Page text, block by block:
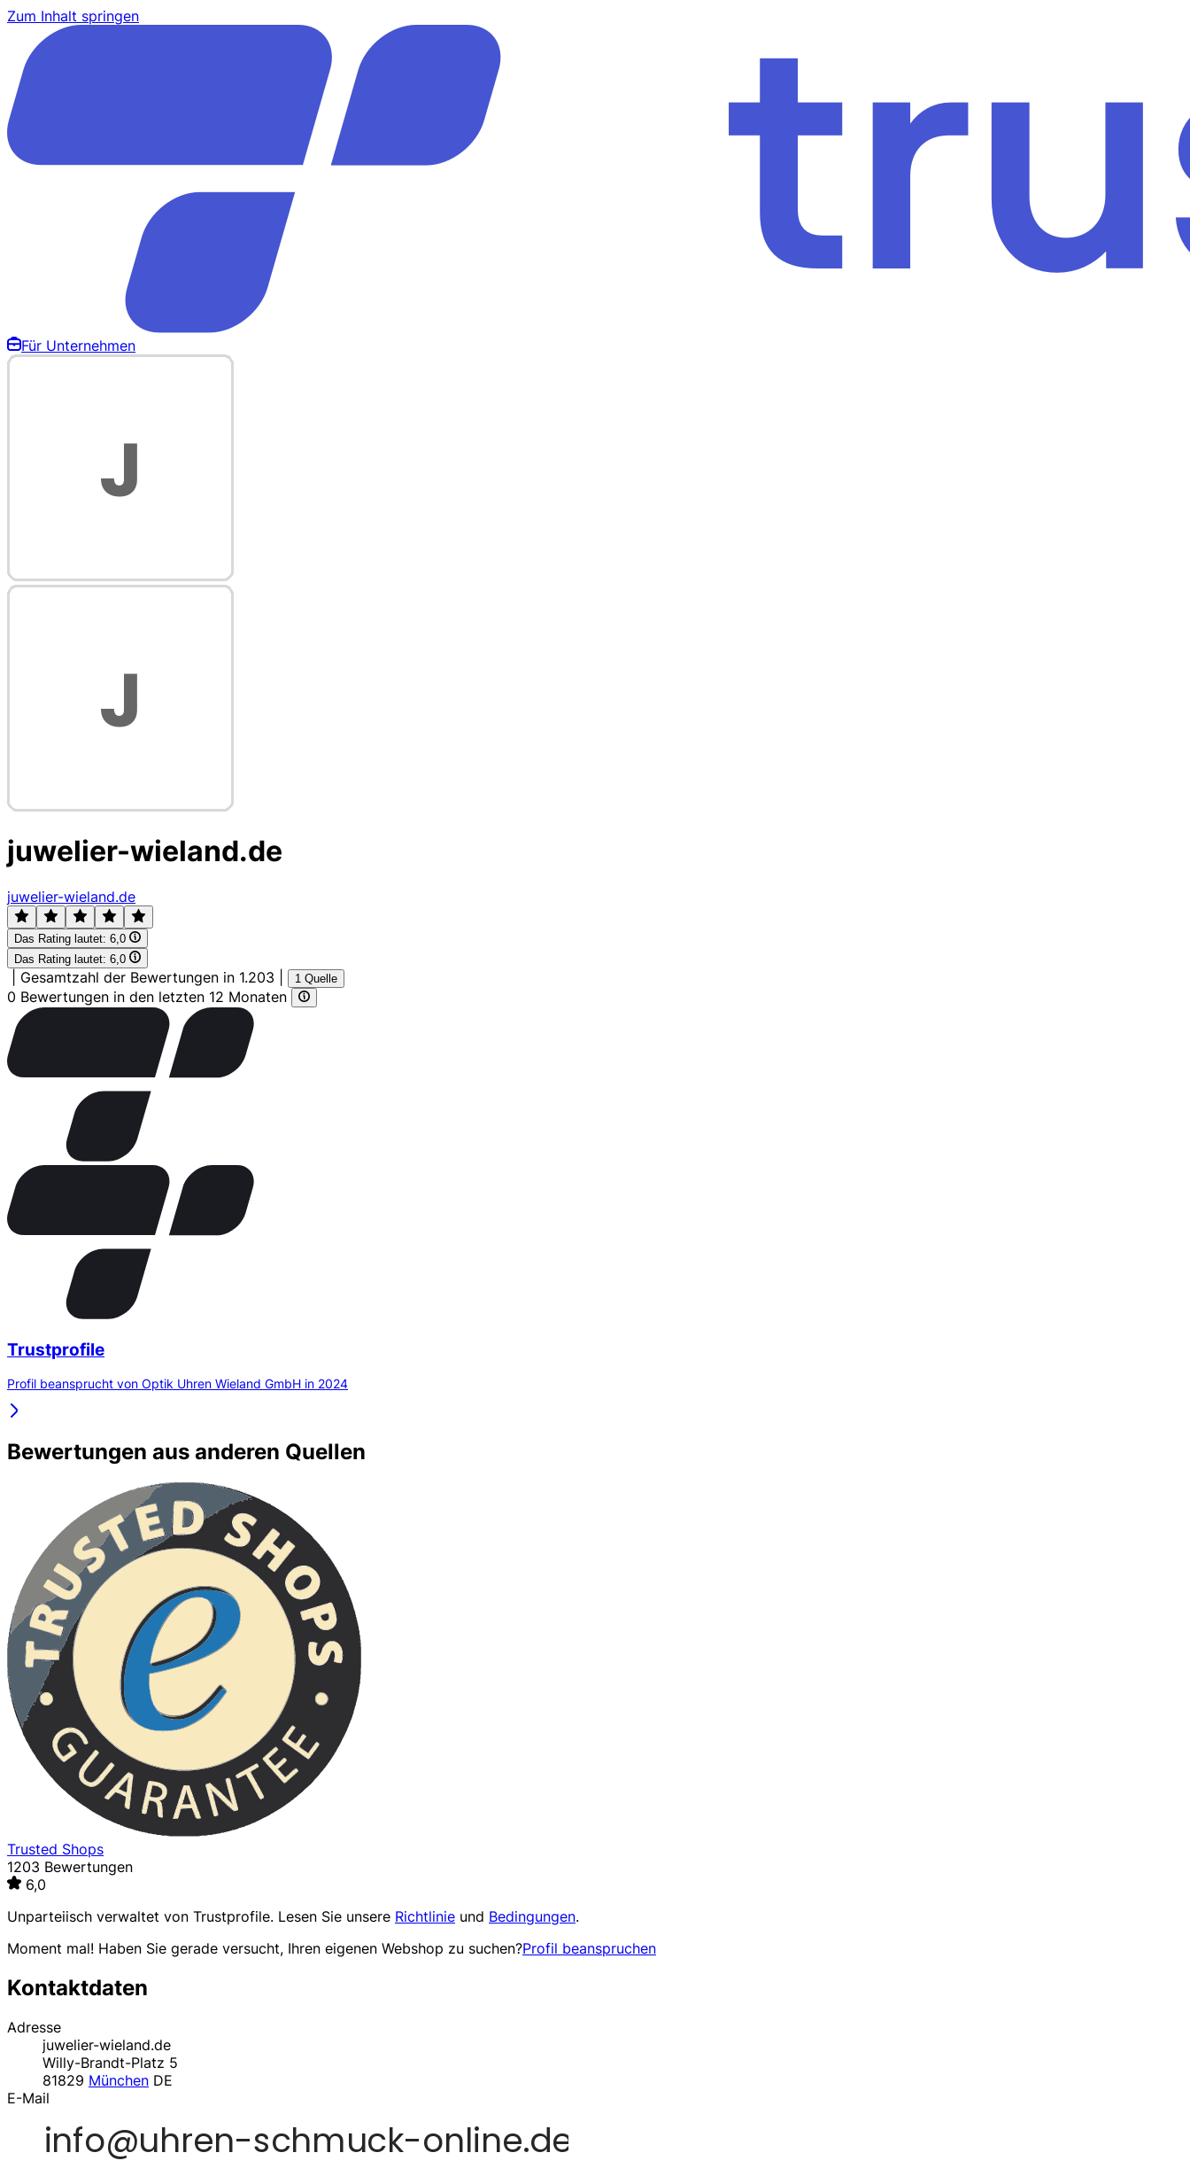
Zum Inhalt springen
Für Unternehmen
juwelier-wieland.de
juwelier-wieland.de
Das Rating lautet: 6,0
Das Rating lautet: 6,0
Gesamtzahl der Bewertungen in 1.203 1 Quelle
0 Bewertungen in den letzten 12 Monaten
Trustprofile
Profil beansprucht von Optik Uhren Wieland GmbH in 2024
Bewertungen aus anderen Quellen
Trusted Shops
1203 Bewertungen
6,0
Unparteiisch verwaltet von Trustprofile. Lesen Sie unsere Richtlinie und Bedingungen.
Moment mal! Haben Sie gerade versucht, Ihren eigenen Webshop zu suchen?Profil beanspruchen
Kontaktdaten
Adresse
juwelier-wieland.de
Willy-Brandt-Platz 5
81829 München DE
E-Mail